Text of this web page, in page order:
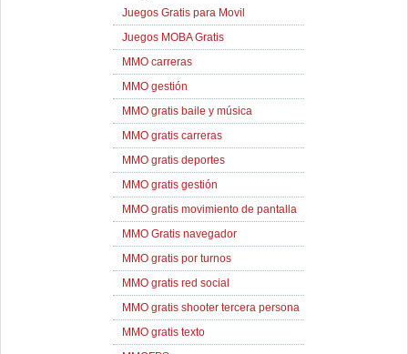
Juegos Gratis para Movil
Juegos MOBA Gratis
MMO carreras
MMO gestión
MMO gratis baile y música
MMO gratis carreras
MMO gratis deportes
MMO gratis gestión
MMO gratis movimiento de pantalla
MMO Gratis navegador
MMO gratis por turnos
MMO gratis red social
MMO gratis shooter tercera persona
MMO gratis texto